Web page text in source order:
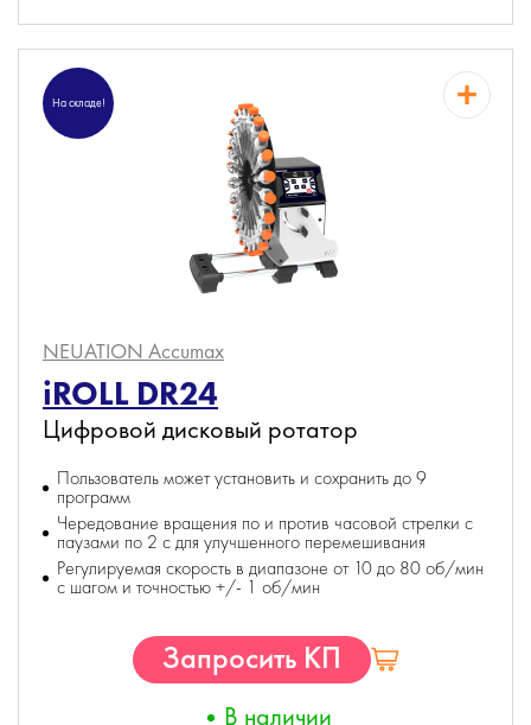
На складе!
NEUATION Accumax
iROLL DR24
Цифровой дисковый ротатор
Пользователь может установить и сохранить до 9
программ
Чередование вращения по и против часовой стрелки с
паузами по 2 с для улучшенного перемешивания
Регулируемая скорость в диапазоне от 10 до 80 об/мин
с шагом и точностью +/- 1 об/мин
Запросить КП
В наличии